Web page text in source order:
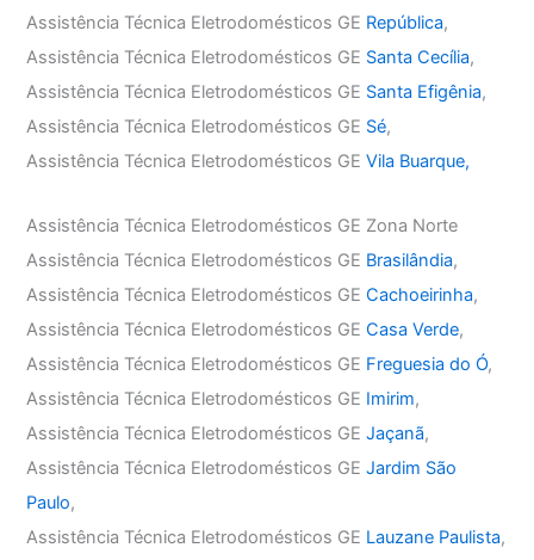
Assistência Técnica Eletrodomésticos GE República,
Assistência Técnica Eletrodomésticos GE Santa Cecília,
Assistência Técnica Eletrodomésticos GE Santa Efigênia,
Assistência Técnica Eletrodomésticos GE Sé,
Assistência Técnica Eletrodomésticos GEVila Buarque,
Assistência Técnica Eletrodomésticos GE Zona Norte
Assistência Técnica Eletrodomésticos GE Brasilândia,
Assistência Técnica Eletrodomésticos GECachoeirinha,
Assistência Técnica Eletrodomésticos GECasa Verde,
Assistência Técnica Eletrodomésticos GE Freguesia do Ó,
Assistência Técnica Eletrodomésticos GE Imirim,
Assistência Técnica Eletrodomésticos GEJaçanã,
Assistência Técnica Eletrodomésticos GEJardim São
Paulo,
Assistência Técnica Eletrodomésticos GE Lauzane Paulista,